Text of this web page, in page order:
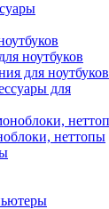
ноутбуков
для ноутбуков
для
неттопы